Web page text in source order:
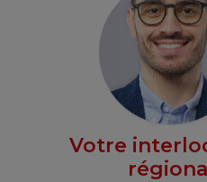
Votre
régional